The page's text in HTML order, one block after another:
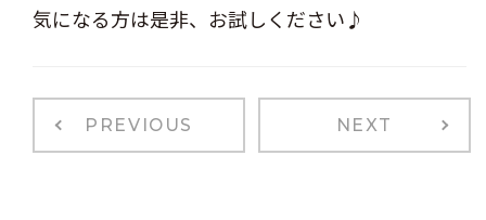
気になる方は是非、お試しください♪
PREVIOUS NEXT